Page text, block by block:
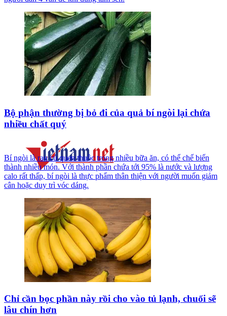
Bộ phận thường bị bỏ đi của quả bí ngòi lại chứa
nhiều chất quý
Bí ngòi là rau củ quen thuộc trong nhiều bữa ăn, có thể chế biến
thành nhiều món. Với thành phần chứa tới 95% là nước và lượng
calo rất thấp, bí ngòi là thực phẩm thân thiện với người muốn giảm
cân hoặc duy trì vóc dáng.
Chỉ cần bọc phần này rồi cho vào tủ lạnh, chuối sẽ
lâu chín hơn